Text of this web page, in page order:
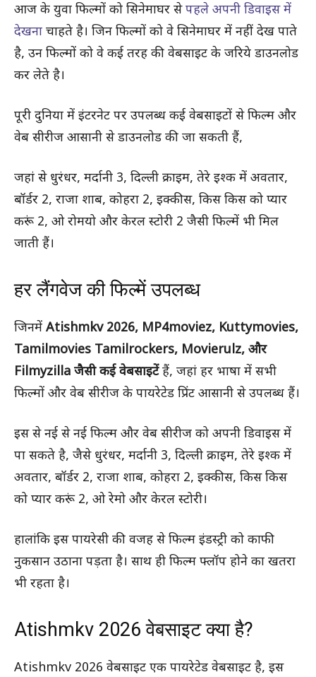
आज के युवा फिल्मों को सिनेमाघर सेपहले अपनी डिवाइस में
देखना चाहते है। जिन फिल्मों को वे सिनेमाघर में नहीं देख पाते
है, उन फिल्मों को वे कई तरह की वेबसाइट के जरिये डाउनलोड
कर लेते है।
पूरी दुनिया में इंटरनेट पर उपलब्ध कई वेबसाइटों से फिल्म और
वेब सीरीज आसानी से डाउनलोड की जा सकती हैं,
जहां से धुरंधर, मर्दानी 3, दिल्ली क्राइम, तेरे इश्क में अवतार,
बॉर्डर 2, राजा शाब, कोहरा 2, इक्कीस, किस किस को प्यार
करूं 2, ओ रोमयो और केरल स्टोरी 2 जैसी फिल्में भी मिल
जाती हैं।
हर लैंगवेज की फिल्में उपलब्ध
जिनमें Atishmkv 2026, MP4moviez, Kuttymovies,
Tamilmovies Tamilrockers, Movierulz, और
Filmyzilla जैसी कई वेबसाइटेंहैं, जहां हर भाषा में सभी
फिल्मों और वेब सीरीज के पायरेटेड प्रिंट आसानी से उपलब्ध हैं।
इस से नई से नई फिल्म और वेब सीरीज को अपनी डिवाइस में
पा सकते है, जैसे धुरंधर, मर्दानी 3, दिल्ली क्राइम, तेरे इश्क में
अवतार, बॉर्डर 2, राजा शाब, कोहरा 2, इक्कीस, किस किस
को प्यार करूं 2, ओ रेमो और केरल स्टोरी।
हालांकि इस पायरेसी की वजह से फिल्म इंडस्ट्री को काफी
नुकसान उठाना पड़ता है। साथ ही फिल्म फ्लॉप होने का खतरा
भी रहता है।
Atishmkv 2026 वेबसाइट क्या है?
Atishmkv 2026 वेबसाइट एक पायरेटेड वेबसाइट है, इस